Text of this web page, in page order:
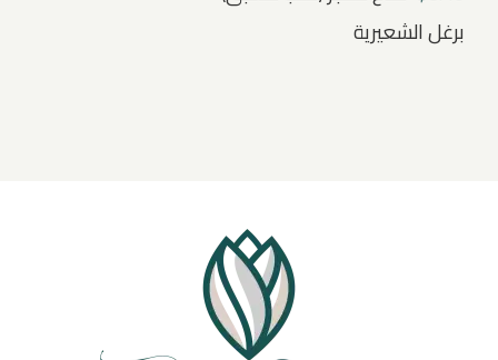
برغل الشعيرية